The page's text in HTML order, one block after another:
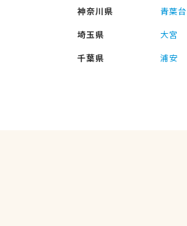
神奈川県
青葉台
埼玉県
大宮
千葉県
浦安